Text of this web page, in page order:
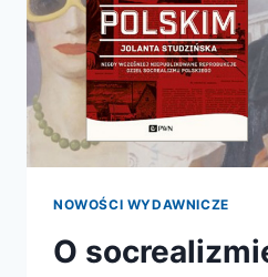
NOWOŚCI WYDAWNICZE
O